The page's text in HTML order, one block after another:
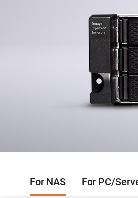
For NAS For PC/